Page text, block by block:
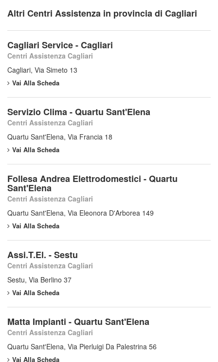
Altri Centri Assistenza in provincia di Cagliari
Cagliari Service - Cagliari
Centri Assistenza Cagliari
Cagliari, Via Simeto 13
Vai Alla Scheda
Servizio Clima - Quartu Sant'Elena
Centri Assistenza Cagliari
Quartu Sant'Elena, Via Francia 18
Vai Alla Scheda
Follesa Andrea Elettrodomestici - Quartu
Sant'Elena
Centri Assistenza Cagliari
Quartu Sant'Elena, Via Eleonora D'Arborea 149
Vai Alla Scheda
Assi.T.El. - Sestu
Centri Assistenza Cagliari
Sestu, Via Berlino 37
Vai Alla Scheda
Matta Impianti - Quartu Sant'Elena
Centri Assistenza Cagliari
Quartu Sant'Elena, Via Pierluigi Da Palestrina 56
Vai Alla Scheda